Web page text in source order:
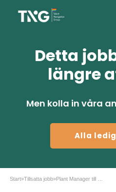
Detta
längre
Men kolla in våra
Alla
Start»Tillsatta jobb»